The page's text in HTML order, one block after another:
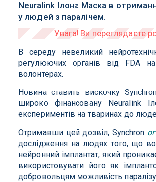
Neuralink Ілона Маска в
у людей з паралічем.
В середу невеликий
регулюючих органів від FDA
волонтерах.
Новина ставить вискочку
широко фінансовану Neuralink
експериментів на тваринах до
Отримавши цей дозвіл, Synchron
дослідження на людях того, що
нейронний імплантат, який
використовувати його як
добровольцям можливість